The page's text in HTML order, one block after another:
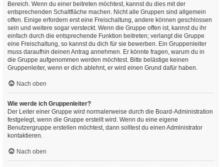
Bereich. Wenn du einer beitreten möchtest, kannst du dies mit der
entsprechenden Schaltfläche machen. Nicht alle Gruppen sind allgemein
offen. Einige erfordern erst eine Freischaltung, andere können geschlossen
sein und weitere sogar versteckt. Wenn die Gruppe offen ist, kannst du ihr
einfach durch die entsprechende Funktion beitreten; verlangt die Gruppe
eine Freischaltung, so kannst du dich für sie bewerben. Ein Gruppenleiter
muss daraufhin deinen Antrag annehmen. Er könnte fragen, warum du in
die Gruppe aufgenommen werden möchtest. Bitte belästige keinen
Gruppenleiter, wenn er dich ablehnt, er wird einen Grund dafür haben.
Nach oben
Wie werde ich Gruppenleiter?
Der Leiter einer Gruppe wird normalerweise durch die Board-Administration
festgelegt, wenn die Gruppe erstellt wird. Wenn du eine eigene
Benutzergruppe erstellen möchtest, dann solltest du einen Administrator
kontaktieren.
Nach oben